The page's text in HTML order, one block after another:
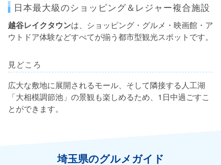
日本最大級のショッピング＆レジャー複合施設
越谷レイクタウンは、ショッピング・グルメ・映画館・ア
ウトドア体験などすべてが揃う都市型観光スポットです。
見どころ
広大な敷地に展開されるモール、そして隣接する人工湖
「大相模調節池」の景観も楽しめるため、1日中過ごすこ
とができます。
埼玉県のグルメガイド